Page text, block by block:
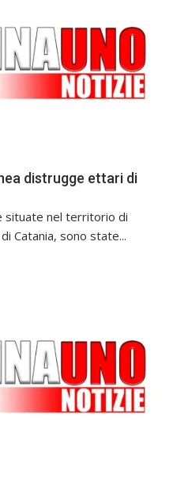
distrugge ettari di
situate nel territorio di
Catania, sono state...